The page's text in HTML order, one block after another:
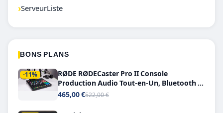
›ServeurListe
BONS PLANS
-11%
RØDE RØDECaster Pro II Console
Production Audio Tout-en-Un, Bluetooth et
Double USB-C
465,00 €522,00 €